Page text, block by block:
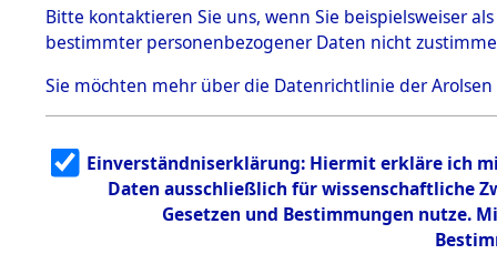
1.2.9.2
Effekten aus
dem KZ
Bayerisches
1.2.9.3
Effekten aus
dem KZ
Neuengamm Einen Kommentar
Bitte kontaktieren Sie uns, wenn Sie beispielsweiser
bestimmter personenbezogener Daten nicht
Sie möchten mehr über die Datenrichtlinie der Arolsen
Einverständniserklärung: Hiermit erkläre ich
Daten ausschließlich für wissenschaftliche
Gesetzen und Bestimmungen nutze.